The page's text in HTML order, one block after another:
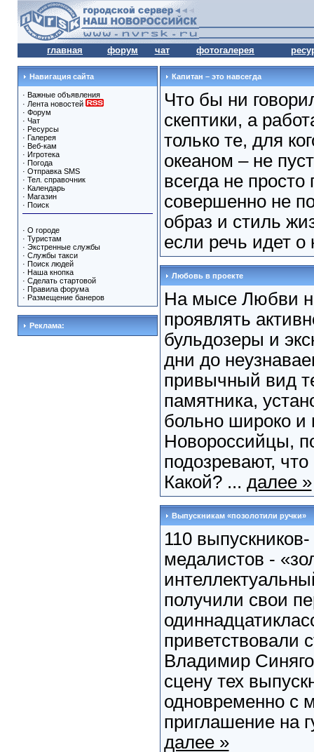
главная форум чат фотогалерея
Навигация сайта
· Важные объявления
· Лента новостей
· Форум
· Чат
· Ресурсы
· Галерея
· Веб-кам
· Игротека
· Погода
· Отправка SMS
· Тел. справочник
· Календарь
· Магазин
· Поиск
· О городе
· Туристам
· Экстренные службы
· Службы такси
· Поиск людей
· Наша кнопка
· Сделать стартовой
· Правила форума
· Размещение банеров
Реклама:
Капитан – это навсегда
Что бы ни
скептики, а
только те, для
океаном – не
всегда не
совершенно не
образ и стиль
если речь идет о
Любовь в проекте
На мысе Любви
проявлять
бульдозеры и
дни до
привычный вид
памятника,
больно широко и
Новороссийцы,
подозревают,
Какой? ... далее »
Выпускникам «позолотили ручки»
110 выпускников-
медалистов -
получили свои
приветствовали
Владимир
сцену тех
одновременно с
приглашение на
далее »